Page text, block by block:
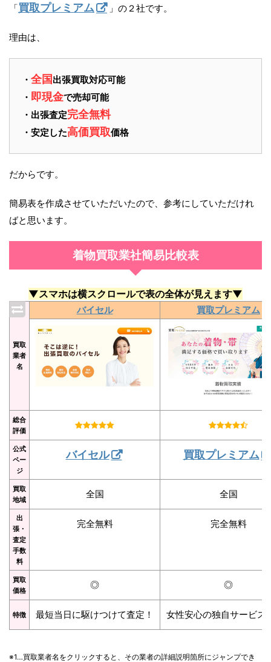
「買取プレミアム 」の２社です。
理由は、
・ 全国 出張買取対応可能
・ 即現金で売却可能
・出張査定完全無料
・安定した高価買取価格
だからです。
簡易表を作成させていただいたので、参考にしていただけれ
ばと思います。
着物買取業社簡易比較表
▼スマホは横スクロールで表の全体が見えます▼
買取
業者
名
バイセル 買取プレミアム
総合
評価
公式
ペー
ジ
バイセル 買取プレミアム
買取
地域
全国 全国
出
張・
査定
手数
料
完全無料 完全無料
買取
価格
◎ ◎
特徴 最短当日に駆けつけて査定！ 女性安心の独自サービス
※1…買取業者名をクリックすると、その業者の詳細説明箇所にジャンプでき